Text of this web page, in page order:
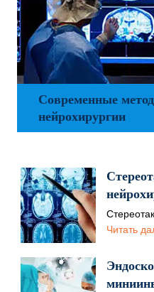
Современные
нейрохирургии
основана
научные
Читать